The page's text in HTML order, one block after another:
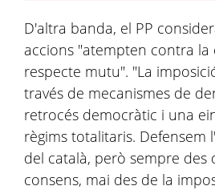
D'altra banda, el PP
accions "atempten contra la
respecte mutu". "La
través de mecanismes de
retrocés democràtic i una
règims totalitaris. Defensem
del català, però sempre des
consens, mai des de la